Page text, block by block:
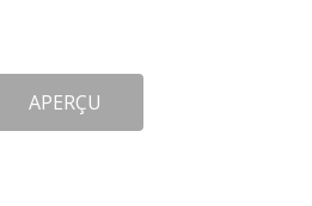
APERÇU